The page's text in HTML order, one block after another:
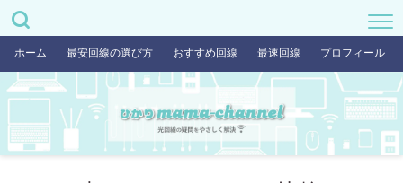
ホーム 最安回線の選び方 おすすめ回線 最速回線 プロフィール